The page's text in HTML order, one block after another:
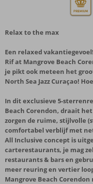
Relax to the max
Een relaxed
Rif at Mangrove Beach
je pikt ook meteen het
North Sea Jazz Curaçao!
In dit exclusieve 5-
Beach Corendon, draait
zorgen de ruime, stijlvolle
comfortabel verblijf met
All Inclusive concept is
carterestaurants, je mag
restaurants & bars en
meer reuring en vertier
Mangrove Beach